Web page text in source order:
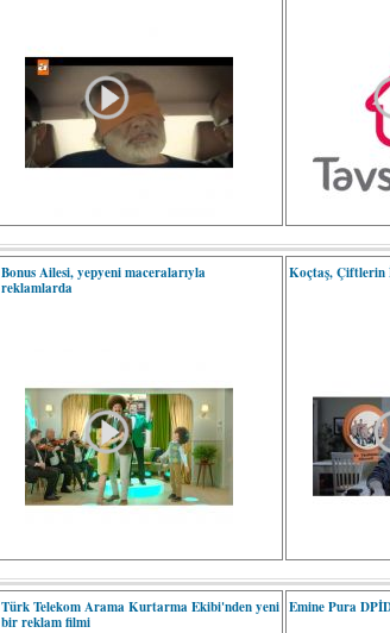
Bonus Ailesi, yepyeni maceralarıyla
reklamlarda
Koçtaş, Çiftlerin
Türk Telekom Arama Kurtarma Ekibi'nden yeni
bir reklam filmi
Emine Pura